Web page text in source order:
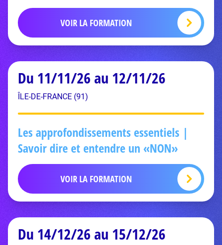
VOIR LA FORMATION
Du 11/11/26 au 12/11/26
ÎLE-DE-FRANCE (91)
Les approfondissements essentiels |
Savoir dire et entendre un «NON»
VOIR LA FORMATION
Du 14/12/26 au 15/12/26